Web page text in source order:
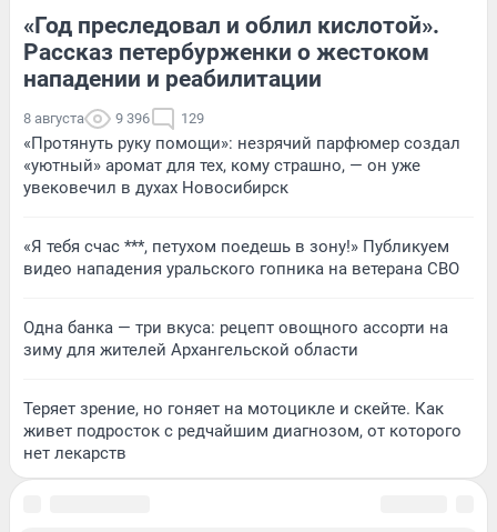
«Год преследовал и облил кислотой».
Рассказ петербурженки о жестоком
нападении и реабилитации
8 августа 9 396 129
«Протянуть руку помощи»: незрячий парфюмер создал
«уютный» аромат для тех, кому страшно, — он уже
увековечил в духах Новосибирск
«Я тебя счас ***, петухом поедешь в зону!» Публикуем
видео нападения уральского гопника на ветерана СВО
Одна банка — три вкуса: рецепт овощного ассорти на
зиму для жителей Архангельской области
Теряет зрение, но гоняет на мотоцикле и скейте. Как
живет подросток с редчайшим диагнозом, от которого
нет лекарств